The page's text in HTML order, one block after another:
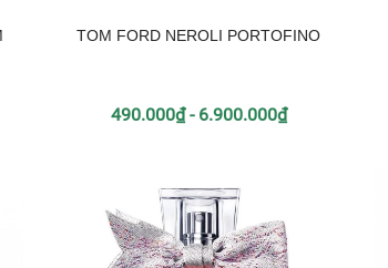
TOM FORD NEROLI PORTOFINO
490.000₫ - 6.900.000₫